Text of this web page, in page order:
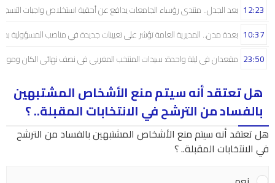
بعد الجدل.. منتدى رؤساء الجامعات يدافع عن أحقية استخلاص واجبات التسجيل 12:23
بعدة مدن.. المديرية العامة تؤشر على تعيينات جديدة في مناصب المسؤولية 10:37
مقعدان في ليلة واحدة: سيدات المنتخب المغربي في نصف نهائي الكان 23:50
هل تعتقد أنه سيتم منع الأشخاص المشتبهين
بالفساد من الترشح في الانتخابات المقبلة.. ؟
هل تعتقد أنه سيتم منع الأشخاص المشتبهين بالفساد من الترشح
في الانتخابات المقبلة.. ؟